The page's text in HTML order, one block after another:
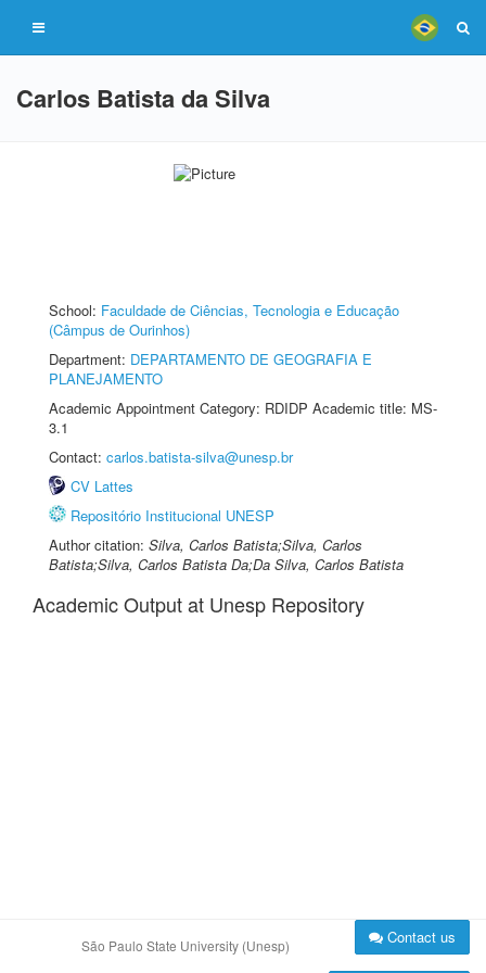
Carlos Batista da Silva
School: Faculdade de Ciências, Tecnologia e Educação
(Câmpus de Ourinhos)
Department: DEPARTAMENTO DE GEOGRAFIA E
PLANEJAMENTO
Academic Appointment Category: RDIDP Academic title: MS-
3.1
Contact: carlos.batista-silva@unesp.br
CV Lattes
Repositório Institucional UNESP
Author citation: Silva, Carlos Batista;Silva, Carlos
Batista;Silva, Carlos Batista Da;Da Silva, Carlos Batista
Academic Output at Unesp Repository
São Paulo State University (Unesp) Contact us